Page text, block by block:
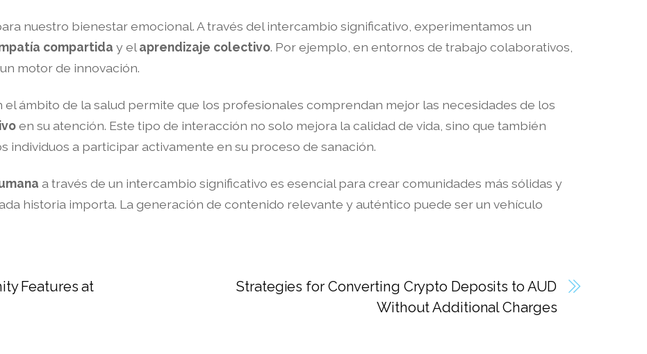
nuestro bienestar emocional. A través del intercambio significativo, experimentamos un
compartida y el aprendizaje colectivo. Por ejemplo, en entornos de trabajo colaborativos,
motor de innovación.
el ámbito de la salud permite que los profesionales comprendan mejor las necesidades de los
en su atención. Este tipo de interacción no solo mejora la calidad de vida, sino que también
individuos a participar activamente en su proceso de sanación.
a través de un intercambio significativo es esencial para crear comunidades más sólidas y
historia importa. La generación de contenido relevante y auténtico puede ser un vehículo
Features at
Strategies for Converting Crypto Deposits to AUD
Without Additional Charges